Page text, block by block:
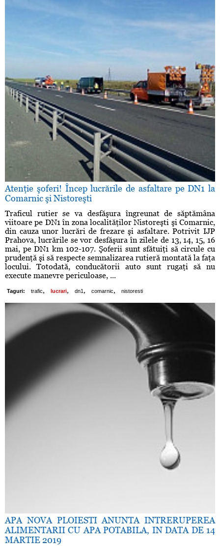
Atenţie şoferi! Încep lucrările de asfaltare pe DN1 la
Comarnic şi Nistoreşti
Traficul rutier se va desfăşura îngreunat de săptămâna
viitoare pe DN1 în zona localităţilor Nistoreşti şi Comarnic,
din cauza unor lucrări de frezare şi asfaltare. Potrivit IJP
Prahova, lucrările se vor desfăşura în zilele de 13, 14, 15, 16
mai, pe DN1 km 102-107. Şoferii sunt sfătuiţi să circule cu
prudenţă şi să respecte semnalizarea rutieră montată la faţa
locului. Totodată, conducătorii auto sunt rugaţi să nu
execute manevre periculoase, ...
Taguri: trafic, lucrari, dn1, comarnic, nistoresti
APA NOVA PLOIESTI ANUNTA INTRERUPEREA
ALIMENTARII CU APA POTABILA, IN DATA DE 14
MARTIE 2019